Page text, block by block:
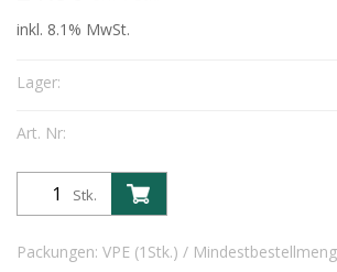
inkl. 8.1% MwSt.
Lager:
Art. Nr:
Stk.
Packungen: VPE (1Stk.) /